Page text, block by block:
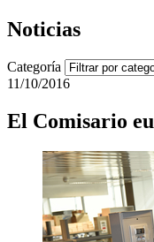
Noticias
Categoría
11/10/2016
El Comisario